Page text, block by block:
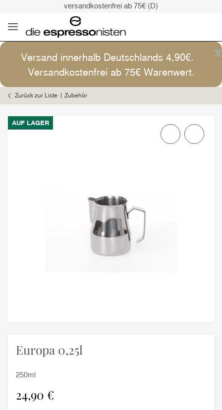
versandkostenfrei ab 75€ (D)
Versand: 4,90€ (D)
versandkostenfrei ab 75€ (D)
Kaffee ist Kunst
x
Versand innerhalb Deutschlands 4,90€.
Versandkostenfrei ab 75€ Warenwert.
Zurück zur Liste Zubehör
AUF LAGER
Europa 0,25l
250ml
24,90 €